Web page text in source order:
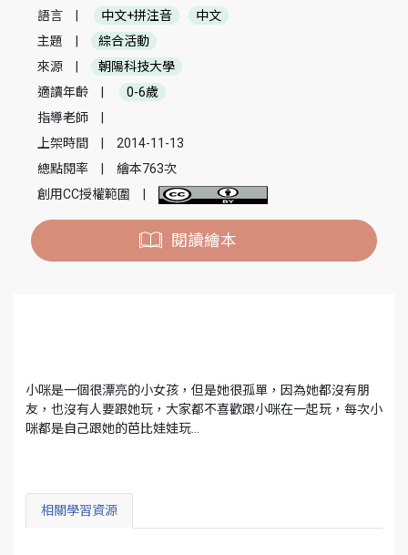
語言
中文+拼注音
中文
主題
綜合活動
來源
朝陽科技大學
適讀年齡
0-6歲
指導老師
上架時間
2014-11-13
總點閱率
繪本763次
創用CC授權範圍
閱讀繪本
小咪是一個很漂亮的小女孩，但是她很孤單，因為她都沒有朋
友，也沒有人要跟她玩，大家都不喜歡跟小咪在一起玩，每次小
咪都是自己跟她的芭比娃娃玩…
相關學習資源